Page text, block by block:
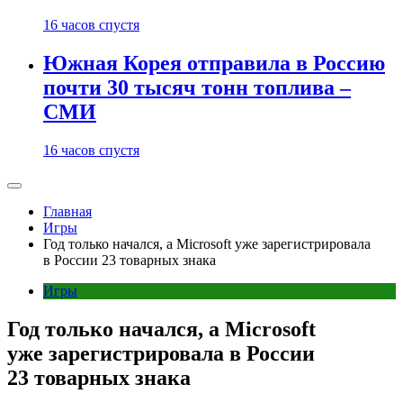
16 часов спустя
Южная Корея отправила в Россию
почти 30 тысяч тонн топлива –
СМИ
16 часов спустя
Главная
Игры
Год только начался, а Microsoft уже зарегистрировала
в России 23 товарных знака
Игры
Год только начался, а Microsoft
уже зарегистрировала в России
23 товарных знака